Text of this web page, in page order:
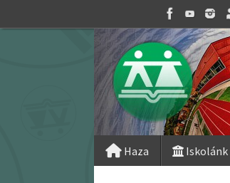
to
Skip
Haza Iskolánk